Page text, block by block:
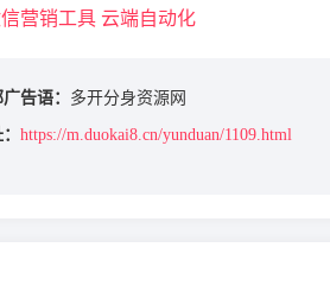
营销工具 云端自动化
告语： 多开分身资源网
https://m.duokai8.cn/yunduan/1109.html